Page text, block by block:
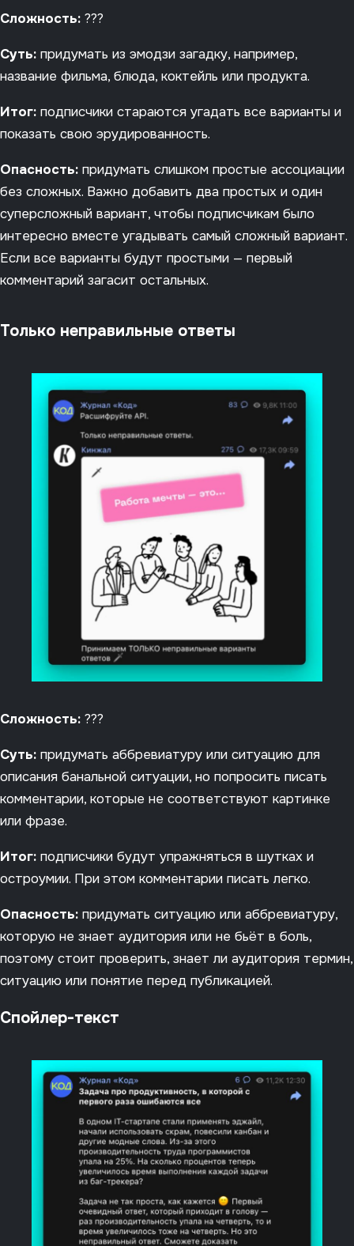
Сложность: ???
Суть: придумать из эмодзи загадку, например,
название фильма, блюда, коктейль или продукта.
Итог: подписчики стараются угадать все варианты и
показать свою эрудированность.
Опасность: придумать слишком простые ассоциации
без сложных. Важно добавить два простых и один
суперсложный вариант, чтобы подписчикам было
интересно вместе угадывать самый сложный вариант.
Если все варианты будут простыми — первый
комментарий загасит остальных.
Только неправильные ответы
Сложность: ???
Суть: придумать аббревиатуру или ситуацию для
описания банальной ситуации, но попросить писать
комментарии, которые не соответствуют картинке
или фразе.
Итог: подписчики будут упражняться в шутках и
остроумии. При этом комментарии писать легко.
Опасность: придумать ситуацию или аббревиатуру,
которую не знает аудитория или не бьёт в боль,
поэтому стоит проверить, знает ли аудитория термин,
ситуацию или понятие перед публикацией.
Cпойлер-текст